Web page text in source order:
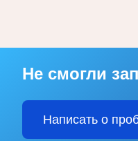
Не смогли
Написать о